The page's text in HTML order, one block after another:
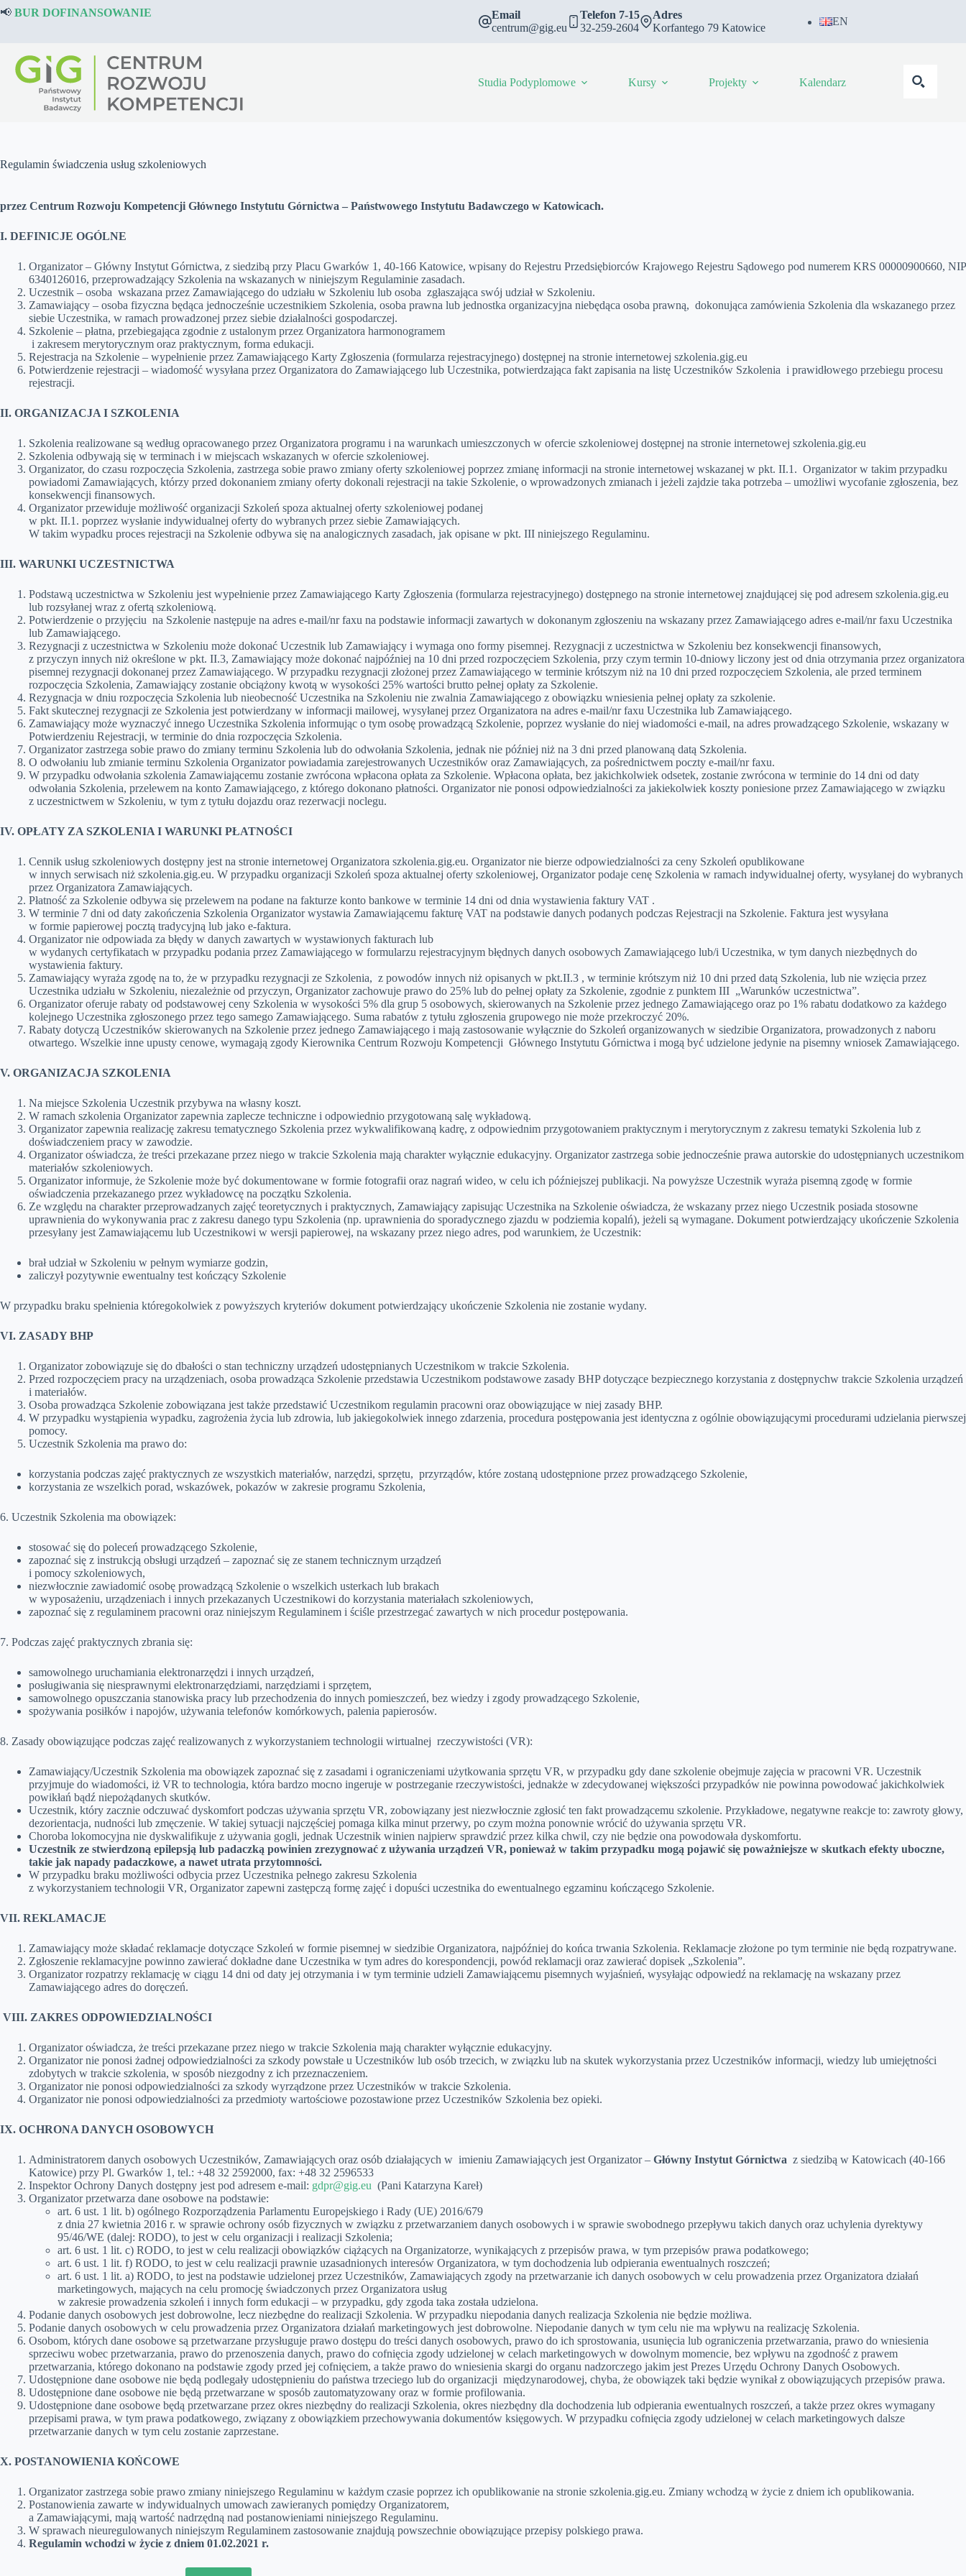
Przejdź
do
📢 BUR DOFINANSOWANIE
Email
centrum@gig.eu
Telefon 7-15
32-259-2604
Adres
Korfantego 79 Katowice
EN
Studia Podyplomowe Kursy Projekty Kalendarz
Regulamin świadczenia usług szkoleniowych
przez Centrum Rozwoju Kompetencji Głównego Instytutu Górnictwa – Państwowego Instytutu Badawczego w Katowicach.
I. DEFINICJE OGÓLNE
Organizator – Główny Instytut Górnictwa, z siedzibą przy Placu Gwarków 1, 40-166 Katowice, wpisany do Rejestru Przedsiębiorców Krajowego Rejestru Sądowego pod numerem KRS 00000900660, NIP
6340126016, przeprowadzający Szkolenia na wskazanych w niniejszym Regulaminie zasadach.
Uczestnik – osoba wskazana przez Zamawiającego do udziału w Szkoleniu lub osoba zgłaszająca swój udział w Szkoleniu.
Zamawiający – osoba fizyczna będąca jednocześnie uczestnikiem Szkolenia, osoba prawna lub jednostka organizacyjna niebędąca osoba prawną, dokonująca zamówienia Szkolenia dla wskazanego przez
siebie Uczestnika, w ramach prowadzonej przez siebie działalności gospodarczej.
Szkolenie – płatna, przebiegająca zgodnie z ustalonym przez Organizatora harmonogramem
i zakresem merytorycznym oraz praktycznym, forma edukacji.
Rejestracja na Szkolenie – wypełnienie przez Zamawiającego Karty Zgłoszenia (formularza rejestracyjnego) dostępnej na stronie internetowej szkolenia.gig.eu
Potwierdzenie rejestracji – wiadomość wysyłana przez Organizatora do Zamawiającego lub Uczestnika, potwierdzająca fakt zapisania na listę Uczestników Szkolenia i prawidłowego przebiegu procesu
rejestracji.
II. ORGANIZACJA I SZKOLENIA
Szkolenia realizowane są według opracowanego przez Organizatora programu i na warunkach umieszczonych w ofercie szkoleniowej dostępnej na stronie internetowej szkolenia.gig.eu
Szkolenia odbywają się w terminach i w miejscach wskazanych w ofercie szkoleniowej.
Organizator, do czasu rozpoczęcia Szkolenia, zastrzega sobie prawo zmiany oferty szkoleniowej poprzez zmianę informacji na stronie internetowej wskazanej w pkt. II.1. Organizator w takim przypadku
powiadomi Zamawiających, którzy przed dokonaniem zmiany oferty dokonali rejestracji na takie Szkolenie, o wprowadzonych zmianach i jeżeli zajdzie taka potrzeba – umożliwi wycofanie zgłoszenia, bez
konsekwencji finansowych.
Organizator przewiduje możliwość organizacji Szkoleń spoza aktualnej oferty szkoleniowej podanej
w pkt. II.1. poprzez wysłanie indywidualnej oferty do wybranych przez siebie Zamawiających.
W takim wypadku proces rejestracji na Szkolenie odbywa się na analogicznych zasadach, jak opisane w pkt. III niniejszego Regulaminu.
III. WARUNKI UCZESTNICTWA
Podstawą uczestnictwa w Szkoleniu jest wypełnienie przez Zamawiającego Karty Zgłoszenia (formularza rejestracyjnego) dostępnego na stronie internetowej znajdującej się pod adresem szkolenia.gig.eu
lub rozsyłanej wraz z ofertą szkoleniową.
Potwierdzenie o przyjęciu na Szkolenie następuje na adres e-mail/nr faxu na podstawie informacji zawartych w dokonanym zgłoszeniu na wskazany przez Zamawiającego adres e-mail/nr faxu Uczestnika
lub Zamawiającego.
Rezygnacji z uczestnictwa w Szkoleniu może dokonać Uczestnik lub Zamawiający i wymaga ono formy pisemnej. Rezygnacji z uczestnictwa w Szkoleniu bez konsekwencji finansowych,
z przyczyn innych niż określone w pkt. II.3, Zamawiający może dokonać najpóźniej na 10 dni przed rozpoczęciem Szkolenia, przy czym termin 10-dniowy liczony jest od dnia otrzymania przez organizatora
pisemnej rezygnacji dokonanej przez Zamawiającego. W przypadku rezygnacji złożonej przez Zamawiającego w terminie krótszym niż na 10 dni przed rozpoczęciem Szkolenia, ale przed terminem
rozpoczęcia Szkolenia, Zamawiający zostanie obciążony kwotą w wysokości 25% wartości brutto pełnej opłaty za Szkolenie.
Rezygnacja w dniu rozpoczęcia Szkolenia lub nieobecność Uczestnika na Szkoleniu nie zwalnia Zamawiającego z obowiązku wniesienia pełnej opłaty za szkolenie.
Fakt skutecznej rezygnacji ze Szkolenia jest potwierdzany w informacji mailowej, wysyłanej przez Organizatora na adres e-mail/nr faxu Uczestnika lub Zamawiającego.
Zamawiający może wyznaczyć innego Uczestnika Szkolenia informując o tym osobę prowadzącą Szkolenie, poprzez wysłanie do niej wiadomości e-mail, na adres prowadzącego Szkolenie, wskazany w
Potwierdzeniu Rejestracji, w terminie do dnia rozpoczęcia Szkolenia.
Organizator zastrzega sobie prawo do zmiany terminu Szkolenia lub do odwołania Szkolenia, jednak nie później niż na 3 dni przed planowaną datą Szkolenia.
O odwołaniu lub zmianie terminu Szkolenia Organizator powiadamia zarejestrowanych Uczestników oraz Zamawiających, za pośrednictwem poczty e-mail/nr faxu.
W przypadku odwołania szkolenia Zamawiającemu zostanie zwrócona wpłacona opłata za Szkolenie. Wpłacona opłata, bez jakichkolwiek odsetek, zostanie zwrócona w terminie do 14 dni od daty
odwołania Szkolenia, przelewem na konto Zamawiającego, z którego dokonano płatności. Organizator nie ponosi odpowiedzialności za jakiekolwiek koszty poniesione przez Zamawiającego w związku
z uczestnictwem w Szkoleniu, w tym z tytułu dojazdu oraz rezerwacji noclegu.
IV. OPŁATY ZA SZKOLENIA I WARUNKI PŁATNOŚCI
Cennik usług szkoleniowych dostępny jest na stronie internetowej Organizatora szkolenia.gig.eu. Organizator nie bierze odpowiedzialności za ceny Szkoleń opublikowane
w innych serwisach niż szkolenia.gig.eu. W przypadku organizacji Szkoleń spoza aktualnej oferty szkoleniowej, Organizator podaje cenę Szkolenia w ramach indywidualnej oferty, wysyłanej do wybranych
przez Organizatora Zamawiających.
Płatność za Szkolenie odbywa się przelewem na podane na fakturze konto bankowe w terminie 14 dni od dnia wystawienia faktury VAT .
W terminie 7 dni od daty zakończenia Szkolenia Organizator wystawia Zamawiającemu fakturę VAT na podstawie danych podanych podczas Rejestracji na Szkolenie. Faktura jest wysyłana
w formie papierowej pocztą tradycyjną lub jako e-faktura.
Organizator nie odpowiada za błędy w danych zawartych w wystawionych fakturach lub
w wydanych certyfikatach w przypadku podania przez Zamawiającego w formularzu rejestracyjnym błędnych danych osobowych Zamawiającego lub/i Uczestnika, w tym danych niezbędnych do
wystawienia faktury.
Zamawiający wyraża zgodę na to, że w przypadku rezygnacji ze Szkolenia, z powodów innych niż opisanych w pkt.II.3 , w terminie krótszym niż 10 dni przed datą Szkolenia, lub nie wzięcia przez
Uczestnika udziału w Szkoleniu, niezależnie od przyczyn, Organizator zachowuje prawo do 25% lub do pełnej opłaty za Szkolenie, zgodnie z punktem III „Warunków uczestnictwa”.
Organizator oferuje rabaty od podstawowej ceny Szkolenia w wysokości 5% dla grup 5 osobowych, skierowanych na Szkolenie przez jednego Zamawiającego oraz po 1% rabatu dodatkowo za każdego
kolejnego Uczestnika zgłoszonego przez tego samego Zamawiającego. Suma rabatów z tytułu zgłoszenia grupowego nie może przekroczyć 20%.
Rabaty dotyczą Uczestników skierowanych na Szkolenie przez jednego Zamawiającego i mają zastosowanie wyłącznie do Szkoleń organizowanych w siedzibie Organizatora, prowadzonych z naboru
otwartego. Wszelkie inne upusty cenowe, wymagają zgody Kierownika Centrum Rozwoju Kompetencji Głównego Instytutu Górnictwa i mogą być udzielone jedynie na pisemny wniosek Zamawiającego.
V. ORGANIZACJA SZKOLENIA
Na miejsce Szkolenia Uczestnik przybywa na własny koszt.
W ramach szkolenia Organizator zapewnia zaplecze techniczne i odpowiednio przygotowaną salę wykładową.
Organizator zapewnia realizację zakresu tematycznego Szkolenia przez wykwalifikowaną kadrę, z odpowiednim przygotowaniem praktycznym i merytorycznym z zakresu tematyki Szkolenia lub z
doświadczeniem pracy w zawodzie.
Organizator oświadcza, że treści przekazane przez niego w trakcie Szkolenia mają charakter wyłącznie edukacyjny. Organizator zastrzega sobie jednocześnie prawa autorskie do udostępnianych uczestnikom
materiałów szkoleniowych.
Organizator informuje, że Szkolenie może być dokumentowane w formie fotografii oraz nagrań wideo, w celu ich późniejszej publikacji. Na powyższe Uczestnik wyraża pisemną zgodę w formie
oświadczenia przekazanego przez wykładowcę na początku Szkolenia.
Ze względu na charakter przeprowadzanych zajęć teoretycznych i praktycznych, Zamawiający zapisując Uczestnika na Szkolenie oświadcza, że wskazany przez niego Uczestnik posiada stosowne
uprawnienia do wykonywania prac z zakresu danego typu Szkolenia (np. uprawnienia do sporadycznego zjazdu w podziemia kopalń), jeżeli są wymagane. Dokument potwierdzający ukończenie Szkolenia
przesyłany jest Zamawiającemu lub Uczestnikowi w wersji papierowej, na wskazany przez niego adres, pod warunkiem, że Uczestnik:
brał udział w Szkoleniu w pełnym wymiarze godzin,
zaliczył pozytywnie ewentualny test kończący Szkolenie
W przypadku braku spełnienia któregokolwiek z powyższych kryteriów dokument potwierdzający ukończenie Szkolenia nie zostanie wydany.
VI. ZASADY BHP
Organizator zobowiązuje się do dbałości o stan techniczny urządzeń udostępnianych Uczestnikom w trakcie Szkolenia.
Przed rozpoczęciem pracy na urządzeniach, osoba prowadząca Szkolenie przedstawia Uczestnikom podstawowe zasady BHP dotyczące bezpiecznego korzystania z dostępnychw trakcie Szkolenia urządzeń
i materiałów.
Osoba prowadząca Szkolenie zobowiązana jest także przedstawić Uczestnikom regulamin pracowni oraz obowiązujące w niej zasady BHP.
W przypadku wystąpienia wypadku, zagrożenia życia lub zdrowia, lub jakiegokolwiek innego zdarzenia, procedura postępowania jest identyczna z ogólnie obowiązującymi procedurami udzielania pierwszej
pomocy.
Uczestnik Szkolenia ma prawo do:
korzystania podczas zajęć praktycznych ze wszystkich materiałów, narzędzi, sprzętu, przyrządów, które zostaną udostępnione przez prowadzącego Szkolenie,
korzystania ze wszelkich porad, wskazówek, pokazów w zakresie programu Szkolenia,
6. Uczestnik Szkolenia ma obowiązek:
stosować się do poleceń prowadzącego Szkolenie,
zapoznać się z instrukcją obsługi urządzeń – zapoznać się ze stanem technicznym urządzeń
i pomocy szkoleniowych,
niezwłocznie zawiadomić osobę prowadzącą Szkolenie o wszelkich usterkach lub brakach
w wyposażeniu, urządzeniach i innych przekazanych Uczestnikowi do korzystania materiałach szkoleniowych,
zapoznać się z regulaminem pracowni oraz niniejszym Regulaminem i ściśle przestrzegać zawartych w nich procedur postępowania.
7. Podczas zajęć praktycznych zbrania się:
samowolnego uruchamiania elektronarzędzi i innych urządzeń,
posługiwania się niesprawnymi elektronarzędziami, narzędziami i sprzętem,
samowolnego opuszczania stanowiska pracy lub przechodzenia do innych pomieszczeń, bez wiedzy i zgody prowadzącego Szkolenie,
spożywania posiłków i napojów, używania telefonów komórkowych, palenia papierosów.
8. Zasady obowiązujące podczas zajęć realizowanych z wykorzystaniem technologii wirtualnej rzeczywistości (VR):
Zamawiający/Uczestnik Szkolenia ma obowiązek zapoznać się z zasadami i ograniczeniami użytkowania sprzętu VR, w przypadku gdy dane szkolenie obejmuje zajęcia w pracowni VR. Uczestnik
przyjmuje do wiadomości, iż VR to technologia, która bardzo mocno ingeruje w postrzeganie rzeczywistości, jednakże w zdecydowanej większości przypadków nie powinna powodować jakichkolwiek
powikłań bądź niepożądanych skutków.
Uczestnik, który zacznie odczuwać dyskomfort podczas używania sprzętu VR, zobowiązany jest niezwłocznie zgłosić ten fakt prowadzącemu szkolenie. Przykładowe, negatywne reakcje to: zawroty głowy,
dezorientacja, nudności lub zmęczenie. W takiej sytuacji najczęściej pomaga kilka minut przerwy, po czym można ponownie wrócić do używania sprzętu VR.
Choroba lokomocyjna nie dyskwalifikuje z używania gogli, jednak Uczestnik winien najpierw sprawdzić przez kilka chwil, czy nie będzie ona powodowała dyskomfortu.
Uczestnik ze stwierdzoną epilepsją lub padaczką powinien zrezygnować z używania urządzeń VR, ponieważ w takim przypadku mogą pojawić się poważniejsze w skutkach efekty uboczne,
takie jak napady padaczkowe, a nawet utrata przytomności.
W przypadku braku możliwości odbycia przez Uczestnika pełnego zakresu Szkolenia
z wykorzystaniem technologii VR, Organizator zapewni zastępczą formę zajęć i dopuści uczestnika do ewentualnego egzaminu kończącego Szkolenie.
VII. REKLAMACJE
Zamawiający może składać reklamacje dotyczące Szkoleń w formie pisemnej w siedzibie Organizatora, najpóźniej do końca trwania Szkolenia. Reklamacje złożone po tym terminie nie będą rozpatrywane.
Zgłoszenie reklamacyjne powinno zawierać dokładne dane Uczestnika w tym adres do korespondencji, powód reklamacji oraz zawierać dopisek „Szkolenia”.
Organizator rozpatrzy reklamację w ciągu 14 dni od daty jej otrzymania i w tym terminie udzieli Zamawiającemu pisemnych wyjaśnień, wysyłając odpowiedź na reklamację na wskazany przez
Zamawiającego adres do doręczeń.
VIII. ZAKRES ODPOWIEDZIALNOŚCI
Organizator oświadcza, że treści przekazane przez niego w trakcie Szkolenia mają charakter wyłącznie edukacyjny.
Organizator nie ponosi żadnej odpowiedzialności za szkody powstałe u Uczestników lub osób trzecich, w związku lub na skutek wykorzystania przez Uczestników informacji, wiedzy lub umiejętności
zdobytych w trakcie szkolenia, w sposób niezgodny z ich przeznaczeniem.
Organizator nie ponosi odpowiedzialności za szkody wyrządzone przez Uczestników w trakcie Szkolenia.
Organizator nie ponosi odpowiedzialności za przedmioty wartościowe pozostawione przez Uczestników Szkolenia bez opieki.
IX. OCHRONA DANYCH OSOBOWYCH
Administratorem danych osobowych Uczestników, Zamawiających oraz osób działających w imieniu Zamawiających jest Organizator – Główny Instytut Górnictwa z siedzibą w Katowicach (40-166
Katowice) przy Pl. Gwarków 1, tel.: +48 32 2592000, fax: +48 32 2596533
Inspektor Ochrony Danych dostępny jest pod adresem e-mail: gdpr@gig.eu (Pani Katarzyna Kareł)
Organizator przetwarza dane osobowe na podstawie:
art. 6 ust. 1 lit. b) ogólnego Rozporządzenia Parlamentu Europejskiego i Rady (UE) 2016/679
z dnia 27 kwietnia 2016 r. w sprawie ochrony osób fizycznych w związku z przetwarzaniem danych osobowych i w sprawie swobodnego przepływu takich danych oraz uchylenia dyrektywy
95/46/WE (dalej: RODO), to jest w celu organizacji i realizacji Szkolenia;
art. 6 ust. 1 lit. c) RODO, to jest w celu realizacji obowiązków ciążących na Organizatorze, wynikających z przepisów prawa, w tym przepisów prawa podatkowego;
art. 6 ust. 1 lit. f) RODO, to jest w celu realizacji prawnie uzasadnionych interesów Organizatora, w tym dochodzenia lub odpierania ewentualnych roszczeń;
art. 6 ust. 1 lit. a) RODO, to jest na podstawie udzielonej przez Uczestników, Zamawiających zgody na przetwarzanie ich danych osobowych w celu prowadzenia przez Organizatora działań
marketingowych, mających na celu promocję świadczonych przez Organizatora usług
w zakresie prowadzenia szkoleń i innych form edukacji – w przypadku, gdy zgoda taka została udzielona.
Podanie danych osobowych jest dobrowolne, lecz niezbędne do realizacji Szkolenia. W przypadku niepodania danych realizacja Szkolenia nie będzie możliwa.
Podanie danych osobowych w celu prowadzenia przez Organizatora działań marketingowych jest dobrowolne. Niepodanie danych w tym celu nie ma wpływu na realizację Szkolenia.
Osobom, których dane osobowe są przetwarzane przysługuje prawo dostępu do treści danych osobowych, prawo do ich sprostowania, usunięcia lub ograniczenia przetwarzania, prawo do wniesienia
sprzeciwu wobec przetwarzania, prawo do przenoszenia danych, prawo do cofnięcia zgody udzielonej w celach marketingowych w dowolnym momencie, bez wpływu na zgodność z prawem
przetwarzania, którego dokonano na podstawie zgody przed jej cofnięciem, a także prawo do wniesienia skargi do organu nadzorczego jakim jest Prezes Urzędu Ochrony Danych Osobowych.
Udostępnione dane osobowe nie będą podlegały udostępnieniu do państwa trzeciego lub do organizacji międzynarodowej, chyba, że obowiązek taki będzie wynikał z obowiązujących przepisów prawa.
Udostępnione dane osobowe nie będą przetwarzane w sposób zautomatyzowany oraz w formie profilowania.
Udostępnione dane osobowe będą przetwarzane przez okres niezbędny do realizacji Szkolenia, okres niezbędny dla dochodzenia lub odpierania ewentualnych roszczeń, a także przez okres wymagany
przepisami prawa, w tym prawa podatkowego, związany z obowiązkiem przechowywania dokumentów księgowych. W przypadku cofnięcia zgody udzielonej w celach marketingowych dalsze
przetwarzanie danych w tym celu zostanie zaprzestane.
X. POSTANOWIENIA KOŃCOWE
Organizator zastrzega sobie prawo zmiany niniejszego Regulaminu w każdym czasie poprzez ich opublikowanie na stronie szkolenia.gig.eu. Zmiany wchodzą w życie z dniem ich opublikowania.
Postanowienia zawarte w indywidualnych umowach zawieranych pomiędzy Organizatorem,
a Zamawiającymi, mają wartość nadrzędną nad postanowieniami niniejszego Regulaminu.
W sprawach nieuregulowanych niniejszym Regulaminem zastosowanie znajdują powszechnie obowiązujące przepisy polskiego prawa.
Regulamin wchodzi w życie z dniem 01.02.2021 r.